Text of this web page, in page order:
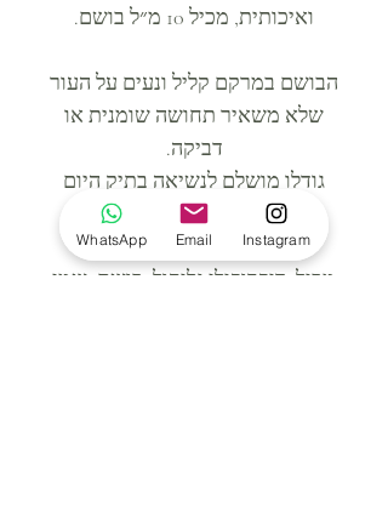
ואיכותית, מכיל 10 מ״ל בושם.
הבושם במרקם קליל ונעים על העור
שלא משאיר תחושה שומנית או
דביקה.
גודלו מושלם לנשיאה בתיק היום
יומי או לטיולים ונסיעות.
מכיל: דיפרופילן גליקול, בושם, שמן
WhatsApp Email Instagram